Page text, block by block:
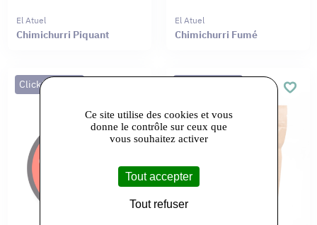
El Atuel
Chimichurri Piquant
El Atuel
Chimichurri Fumé
Click&Collect
Ce site utilise des cookies et vous
donne le contrôle sur ceux que
vous souhaitez activer
Tout accepter
Tout refuser